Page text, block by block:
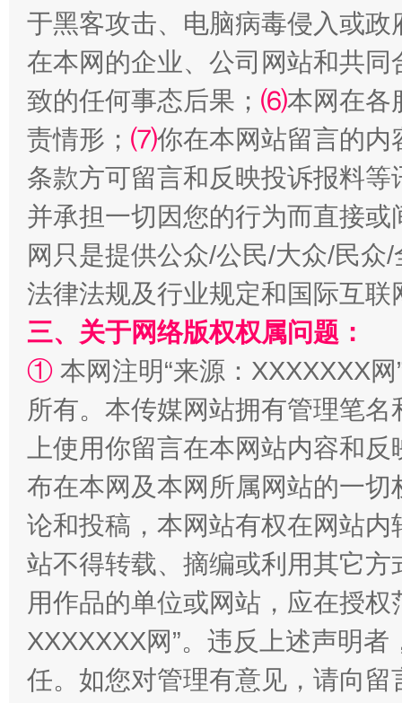
受贿1.44亿！段成刚被判无期 从幼
全民健身五年计划来了！等你上场
阿坝州三大球赛在茂县开幕 规模
于黑客攻击、电脑病毒侵入或
在本网的企业、公司网站和共
致的任何事态后果； ⑹本网在各
责情形； ⑺你在本网站留言的内
条款方可留言和反映投诉报料
并承担一切因您的行为而直接
网只是提供公众/公民/大众/民
法律法规及行业规定和国际互
三、关于网络版权权属问题：
① 本网注明“来源：XXXXXXX
所有。本传媒网站拥有管理笔
上使用你留言在本网站内容和
布在本网及本网所属网站的一
论和投稿，本网站有权在网站
站不得转载、摘编或利用其它
用作品的单位或网站，应在授
XXXXXXX网”。违反上述声明
任。如您对管理有意见，请向